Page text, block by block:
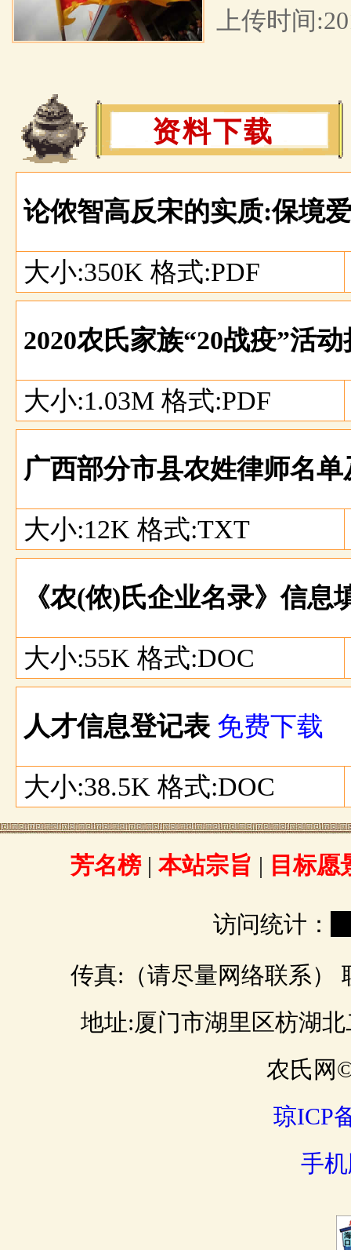
上传时间
资料下载
论侬智高反宋的实质:保境
大小:350K 格式:PDF
2020农氏家族“20战疫”活
大小:1.03M 格式:PDF
广西部分市县农姓律师名
大小:12K 格式:TXT
《农(侬)氏企业名录》信息
大小:55K 格式:DOC
人才信息登记表 免费下载
大小:38.5K 格式:DOC
芳名榜| 本站宗旨 | 目标愿
访问统计：
传真:（请尽量网络联系）
地址:厦门市湖里区枋湖
农氏网
琼ICP
手